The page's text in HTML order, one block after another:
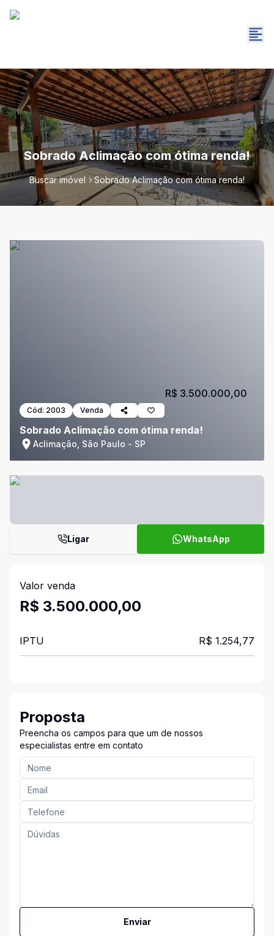
Sobrado Aclimação com ótima renda!
Buscar imóvel Sobrado Aclimação com ótima renda!
Cód: 2003 Venda
Sobrado Aclimação com ótima renda!
Aclimação, São Paulo - SP
R$ 3.500.000,00
Ligar WhatsApp
Valor venda
R$ 3.500.000,00
IPTU R$ 1.254,77
Proposta
Preencha os campos para que um de nossos
especialistas entre em contato
Enviar